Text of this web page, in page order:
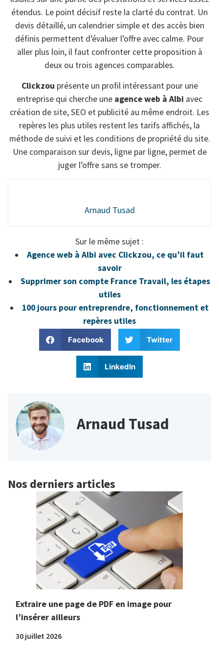
étendus. Le point décisif reste la clarté du contrat. Un
devis détaillé, un calendrier simple et des accès bien
définis permettent d’évaluer l’offre avec calme. Pour
aller plus loin, il faut confronter cette proposition à
deux ou trois agences comparables.
Clickzou présente un profil intéressant pour une
entreprise qui cherche une agence web à Albi avec
création de site, SEO et publicité au même endroit. Les
repères les plus utiles restent les tarifs affichés, la
méthode de suivi et les conditions de propriété du site.
Une comparaison sur devis, ligne par ligne, permet de
juger l’offre sans se tromper.
Arnaud Tusad
Sur le même sujet :
Agence web à Albi avec Clickzou, ce qu’il faut
savoir
Supprimer son compte France Travail, les étapes
utiles
100 jours pour entreprendre, fonctionnement et
repères utiles
Facebook Twitter
LinkedIn
Arnaud Tusad
Nos derniers articles
Extraire une page de PDF en image pour
l’insérer ailleurs
30 juillet 2026